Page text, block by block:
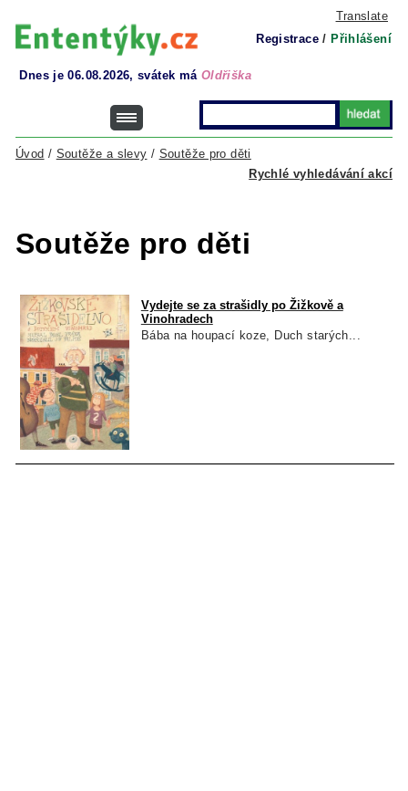
Translate
Registrace / Přihlášení
Dnes je 06.08.2026, svátek má Oldřiška
Rychlé vyhledávání akcí
Úvod / Soutěže a slevy / Soutěže pro děti
Soutěže pro děti
Vydejte se za strašidly po Žižkově a
Vinohradech
Bába na houpací koze, Duch starých...